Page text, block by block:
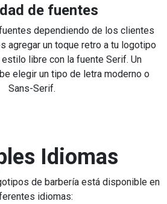
de fuentes
dependiendo de los clientes
agregar un toque retro a tu logotipo
libre con la fuente Serif. Un
elegir un tipo de letra moderno o
Sans-Serif.
Idiomas
de barbería está disponible en
idiomas: